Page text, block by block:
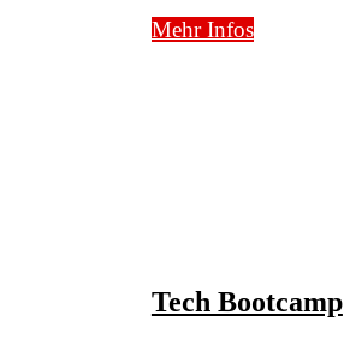
Mehr Infos
Tech Bootcamp